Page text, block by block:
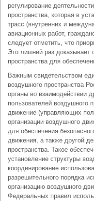
регулирование
пространства, которая в
трасс (внутренних и
авиационных работ,
следует отметить, что
Это лишний раз доказывает
пространства для
Важным свидетельством
воздушного пространства
органы во взаимодействии
пользователей воздушного
движение (управляющих
организации воздушного
для обеспечения
движения, а также другой
пространства. Такое
установление структуры
координирование
разрешительного порядка
организацию воздушного
Федеральных правил